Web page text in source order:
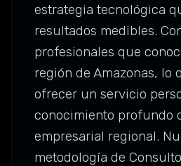
estrategia tecnológica
resultados medibles.
profesionales que
región de Amazonas, lo
ofrecer un servicio
conocimiento profundo
empresarial regional.
metodología de